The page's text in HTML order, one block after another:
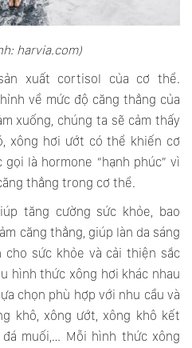
harvia.com)
xuất cortisol của cơ thể.
về mức độ căng thẳng của
xuống, chúng ta sẽ cảm thấy
xông hơi ướt có thể khiến cơ
là hormone “hạnh phúc” vì
thẳng trong cơ thể.
tăng cường sức khỏe, bao
căng thẳng, giúp làn da sáng
cho sức khỏe và cải thiện sắc
hình thức xông hơi khác nhau
chọn phù hợp với nhu cầu và
khô, xông ướt, xông khô kết
muối,… Mỗi hình thức xông